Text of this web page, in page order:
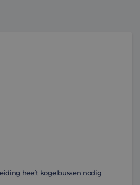
heeft kogelbussen nodig